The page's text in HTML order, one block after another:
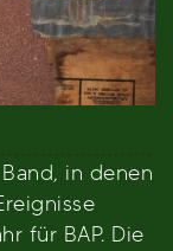
in denen
für BAP. Die